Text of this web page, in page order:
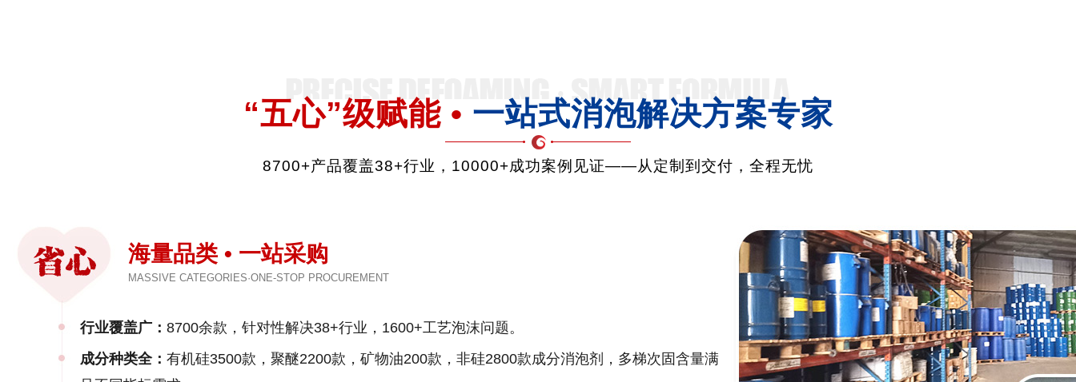
“五心”级赋能 • 一站式消泡解决方案专家
8700+产品覆盖38+行业，10000+成功案例见证——从定制到交付，全程无忧
海量品类 • 一站采购
MASSIVE CATEGORIES·ONE-STOP PROCUREMENT
行业覆盖广： 8700余款，针对性解决38+行业，1600+工艺泡沫问题。
成分种类全： 有机硅3500款，聚醚2200款，矿物油200款，非硅2800款成分消泡剂，多梯次固含量满